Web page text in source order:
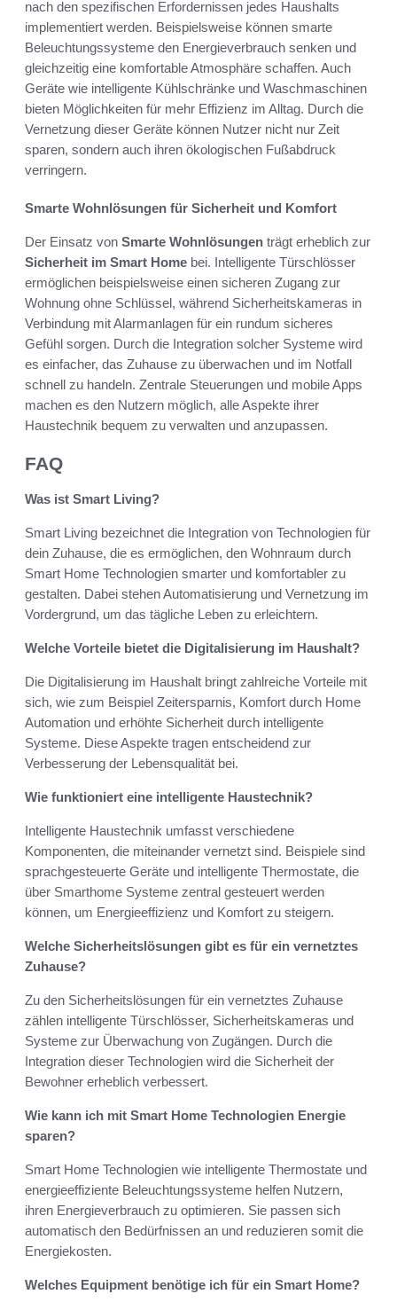
nach den spezifischen Erfordernissen jedes Haushalts
implementiert werden. Beispielsweise können smarte
Beleuchtungssysteme den Energieverbrauch senken und
gleichzeitig eine komfortable Atmosphäre schaffen. Auch
Geräte wie intelligente Kühlschränke und Waschmaschinen
bieten Möglichkeiten für mehr Effizienz im Alltag. Durch die
Vernetzung dieser Geräte können Nutzer nicht nur Zeit
sparen, sondern auch ihren ökologischen Fußabdruck
verringern.
Smarte Wohnlösungen für Sicherheit und Komfort
Der Einsatz von Smarte Wohnlösungen trägt erheblich zur
Sicherheit im Smart Home bei. Intelligente Türschlösser
ermöglichen beispielsweise einen sicheren Zugang zur
Wohnung ohne Schlüssel, während Sicherheitskameras in
Verbindung mit Alarmanlagen für ein rundum sicheres
Gefühl sorgen. Durch die Integration solcher Systeme wird
es einfacher, das Zuhause zu überwachen und im Notfall
schnell zu handeln. Zentrale Steuerungen und mobile Apps
machen es den Nutzern möglich, alle Aspekte ihrer
Haustechnik bequem zu verwalten und anzupassen.
FAQ
Was ist Smart Living?
Smart Living bezeichnet die Integration von Technologien für
dein Zuhause, die es ermöglichen, den Wohnraum durch
Smart Home Technologien smarter und komfortabler zu
gestalten. Dabei stehen Automatisierung und Vernetzung im
Vordergrund, um das tägliche Leben zu erleichtern.
Welche Vorteile bietet die Digitalisierung im Haushalt?
Die Digitalisierung im Haushalt bringt zahlreiche Vorteile mit
sich, wie zum Beispiel Zeitersparnis, Komfort durch Home
Automation und erhöhte Sicherheit durch intelligente
Systeme. Diese Aspekte tragen entscheidend zur
Verbesserung der Lebensqualität bei.
Wie funktioniert eine intelligente Haustechnik?
Intelligente Haustechnik umfasst verschiedene
Komponenten, die miteinander vernetzt sind. Beispiele sind
sprachgesteuerte Geräte und intelligente Thermostate, die
über Smarthome Systeme zentral gesteuert werden
können, um Energieeffizienz und Komfort zu steigern.
Welche Sicherheitslösungen gibt es für ein vernetztes
Zuhause?
Zu den Sicherheitslösungen für ein vernetztes Zuhause
zählen intelligente Türschlösser, Sicherheitskameras und
Systeme zur Überwachung von Zugängen. Durch die
Integration dieser Technologien wird die Sicherheit der
Bewohner erheblich verbessert.
Wie kann ich mit Smart Home Technologien Energie
sparen?
Smart Home Technologien wie intelligente Thermostate und
energieeffiziente Beleuchtungssysteme helfen Nutzern,
ihren Energieverbrauch zu optimieren. Sie passen sich
automatisch den Bedürfnissen an und reduzieren somit die
Energiekosten.
Welches Equipment benötige ich für ein Smart Home?